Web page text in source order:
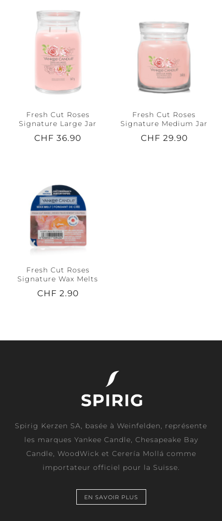
Fresh Cut Roses
Signature Large Jar
CHF 36.90
Fresh Cut Roses
Signature Medium Jar
CHF 29.90
Fresh Cut Roses
Signature Wax Melts
CHF 2.90
Spirig Kerzen SA, basée à Weinfelden, représente
les marques Yankee Candle, Chesapeake Bay
Candle, WoodWick et Cerería Mollá comme
importateur officiel pour la Suisse.
EN SAVOIR PLUS